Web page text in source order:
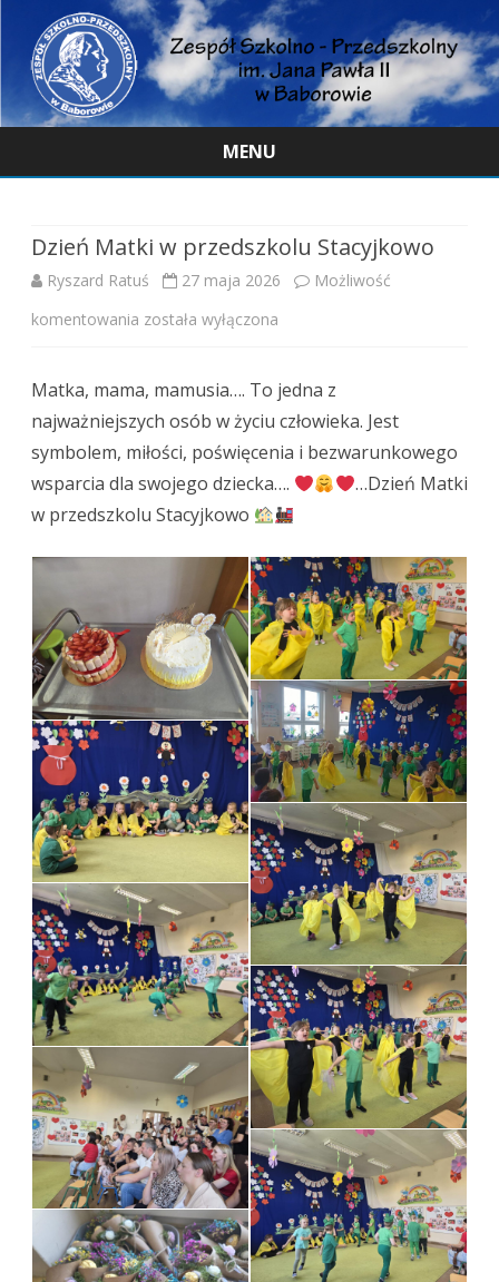
MENU
Dzień Matki w przedszkolu Stacyjkowo
Ryszard Ratuś 27 maja 2026
Możliwość
komentowania Dzień
w
Stacyjkowo
została wyłączona
Matka, mama, mamusia…. To jedna z
najważniejszych osób w życiu człowieka. Jest
symbolem, miłości, poświęcenia i bezwarunkowego
wsparcia dla swojego dziecka….
…Dzień Matki
w przedszkolu Stacyjkowo